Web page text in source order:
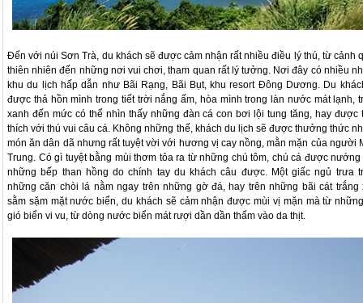
Đến với núi Sơn Trà, du khách sẽ được cảm nhận rất nhiều điều lý thú, từ cảnh
thiên nhiên đến những nơi vui chơi, tham quan rất lý tưởng. Nơi đây có nhiều
khu du lịch hấp dẫn như Bãi Rạng, Bãi Bụt, khu resort Đông Dương. Du
được thả hồn mình trong tiết trời nắng ấm, hòa mình trong làn nước mát lạnh,
xanh đến mức có thể nhìn thấy những đàn cá con bơi lội tung tăng, hay được
thích với thú vui câu cá. Không những thế, khách du lịch sẽ được thưởng thức
món ăn dân dã nhưng rất tuyệt vời với hương vị cay nồng, mằn mặn của người
Trung. Có gì tuyệt bằng mùi thơm tỏa ra từ những chú tôm, chú cá được nướng
những bếp than hồng do chính tay du khách câu được. Một giấc ngủ trưa
những căn chòi lá nằm ngay trên những gờ đá, hay trên những bãi cát trắng
sằm sặm mặt nước biển, du khách sẽ cảm nhận được mùi vị mặn mà từ
gió biển vi vu, từ dòng nước biển mát rượi dần dần thấm vào da thịt.